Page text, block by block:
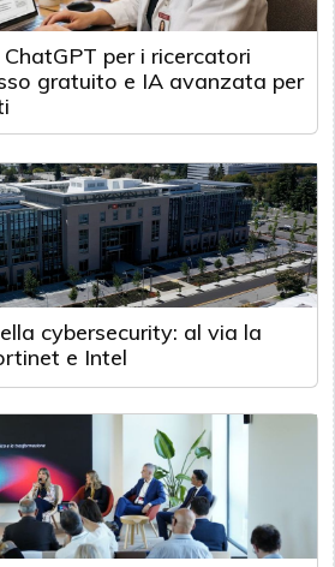
per i ricercatori
gratuito e IA avanzata per
cybersecurity: al via la
e Intel